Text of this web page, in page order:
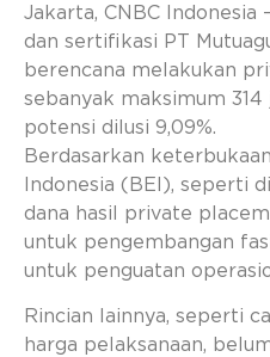
Jakarta, CNBC Indonesia
dan sertifikasi PT
berencana melakukan
sebanyak maksimum 314
potensi dilusi 9,09%.
Berdasarkan
Indonesia (BEI), seperti
dana hasil private
untuk pengembangan
untuk penguatan
Rincian lainnya, seperti
harga pelaksanaan,